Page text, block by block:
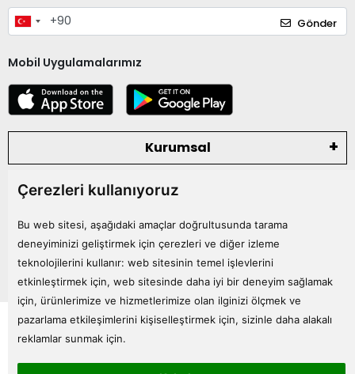
Çerezleri kullanıyoruz
Bu web sitesi, aşağıdaki amaçlar doğrultusunda tarama
deneyiminizi geliştirmek için çerezleri ve diğer izleme
teknolojilerini kullanır: web sitesinin temel işlevlerini
etkinleştirmek için, web sitesinde daha iyi bir deneyim sağlamak
için, ürünlerimize ve hizmetlerimize olan ilginizi ölçmek ve
pazarlama etkileşimlerini kişiselleştirmek için, sizinle daha alakalı
reklamlar sunmak için.
Gönder
Mobil Uygulamalarımız
Kurumsal
Kategoriler
Bize Ulaşın
Tüm bilgileriniz 256bit SSL Sertifikası ile korunmaktadır.
© 2024